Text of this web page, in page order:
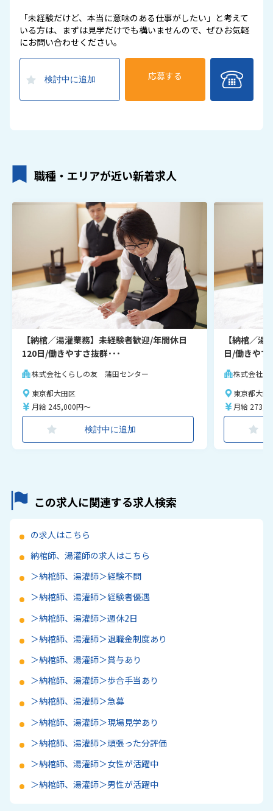
「未経験だけど、本当に意味のある仕事がしたい」と考えて
いる方は、まずは見学だけでも構いませんので、ぜひお気軽
にお問い合わせください。
検討中に追加 応募する
職種・エリアが近い新着求人
【納棺／湯灌業務】未経験者歓迎/年間休日
120日/働きやすさ抜群･･･
株式会社くらしの友 蒲田センター
東京都大田区
月給 245,000円～
検討中に追加
【納棺／
日/働きやす
株式会社
東京都大田
月給
この求人に関連する求人検索
の求人はこちら
納棺師、湯灌師の求人はこちら
＞納棺師、湯灌師＞経験不問
＞納棺師、湯灌師＞経験者優遇
＞納棺師、湯灌師＞週休2日
＞納棺師、湯灌師＞退職金制度あり
＞納棺師、湯灌師＞賞与あり
＞納棺師、湯灌師＞歩合手当あり
＞納棺師、湯灌師＞急募
＞納棺師、湯灌師＞現場見学あり
＞納棺師、湯灌師＞頑張った分評価
＞納棺師、湯灌師＞女性が活躍中
＞納棺師、湯灌師＞男性が活躍中